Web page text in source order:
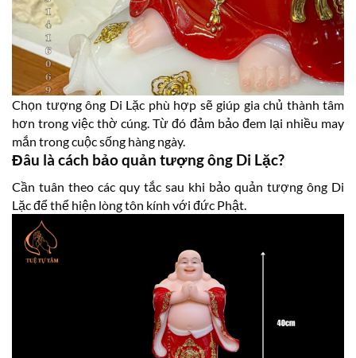
Chọn tượng ông Di Lặc phù hợp sẽ giúp gia chủ thành tâm
hơn trong việc thờ cúng. Từ đó đảm bảo đem lại nhiều may
mắn trong cuộc sống hàng ngày.
Đâu là cách bảo quản tượng ông Di Lặc?
Cần tuân theo các quy tắc sau khi bảo quản tượng ông Di
Lặc để thể hiện lòng tôn kính với đức Phật.